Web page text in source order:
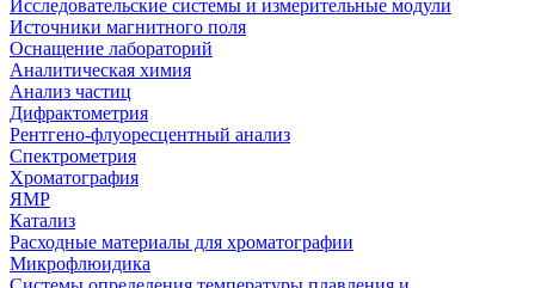
Исследовательские системы и измерительные модули
Источники магнитного поля
Оснащение лабораторий
Аналитическая химия
Анализ частиц
Дифрактометрия
Рентгено-флуоресцентный анализ
Спектрометрия
Хроматография
ЯМР
Катализ
Расходные материалы для хроматографии
Микрофлюидика